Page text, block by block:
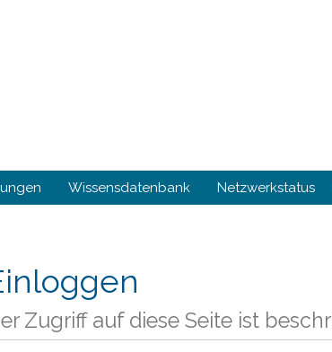
Wissensdatenbank Netzwerkstatus
Zugriff auf diese Seite ist